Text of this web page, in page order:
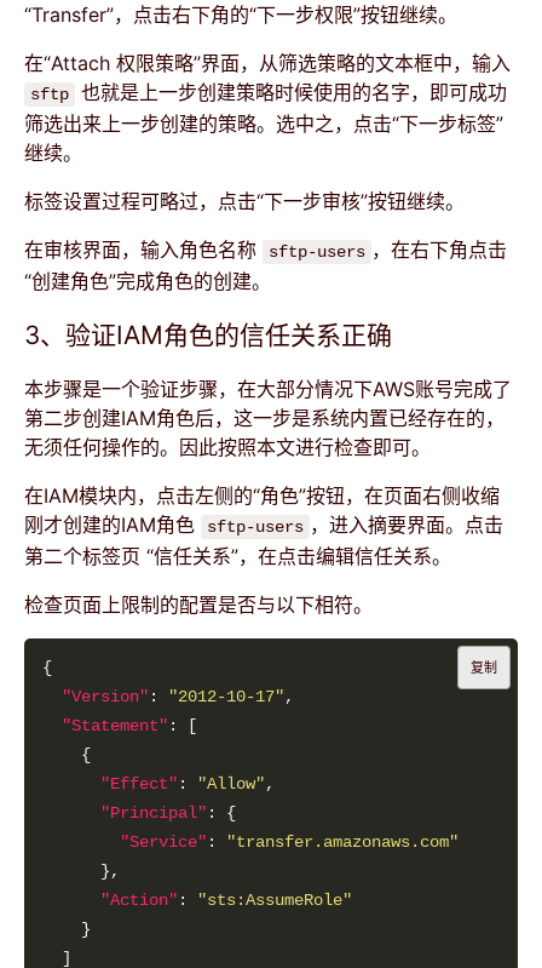
“Transfer”，点击右下角的“下一步权限”按钮继续。
在“Attach 权限策略”界面，从筛选策略的文本框中，输入
sftp
也就是上一步创建策略时候使用的名字，即可成功
筛选出来上一步创建的策略。选中之，点击“下一步标签”
继续。
标签设置过程可略过，点击“下一步审核”按钮继续。
在审核界面，输入角色名称
sftp-users ，在右下角点击
“创建角色”完成角色的创建。
3、验证IAM角色的信任关系正确
本步骤是一个验证步骤，在大部分情况下AWS账号完成了
第二步创建IAM角色后，这一步是系统内置已经存在的，
无须任何操作的。因此按照本文进行检查即可。
在IAM模块内，点击左侧的“角色”按钮，在页面右侧收缩
刚才创建的IAM角色
sftp-users ，进入摘要界面。点击
第二个标签页 “信任关系”，在点击编辑信任关系。
检查页面上限制的配置是否与以下相符。
"Version" : "2012-10-17"
"Statement"
"Effect" : "Allow"
"Principal"
"Service" :
"transfer.amazonaws.com"
"Action" :
"sts:AssumeRole"
复制